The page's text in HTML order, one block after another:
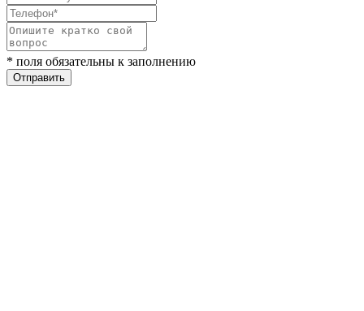
* поля обязательны к заполнению